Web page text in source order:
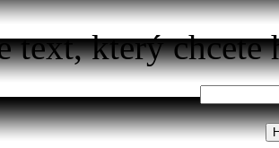
text, který chcete